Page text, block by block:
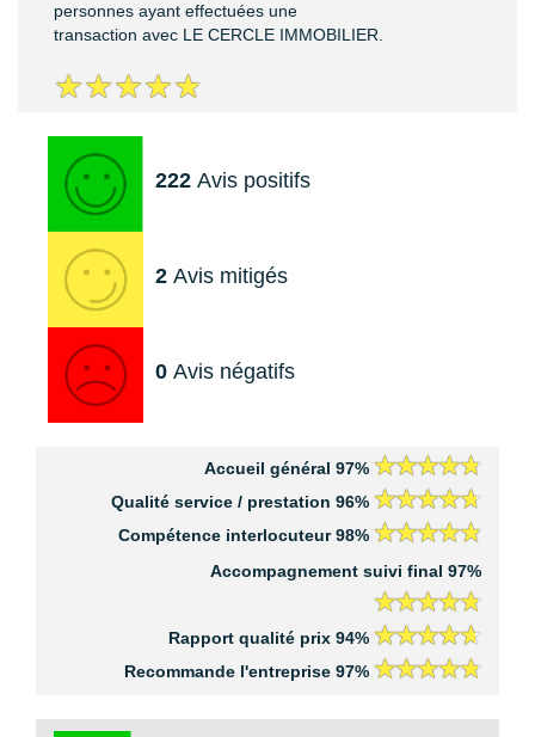
personnes ayant effectuées une
transaction avec LE CERCLE IMMOBILIER.
222 Avis positifs
2 Avis mitigés
0 Avis négatifs
Accueil général 97%
Qualité service / prestation 96%
Compétence interlocuteur 98%
Accompagnement suivi final 97%
Rapport qualité prix 94%
Recommande l'entreprise 97%